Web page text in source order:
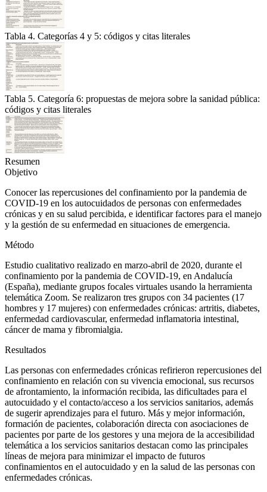
Tabla 4. Categorías 4 y 5: códigos y citas literales
Tabla 5. Categoría 6: propuestas de mejora sobre la sanidad pública:
códigos y citas literales
Resumen
Objetivo
Conocer las repercusiones del confinamiento por la pandemia de
COVID-19 en los autocuidados de personas con enfermedades
crónicas y en su salud percibida, e identificar factores para el manejo
y la gestión de su enfermedad en situaciones de emergencia.
Método
Estudio cualitativo realizado en marzo-abril de 2020, durante el
confinamiento por la pandemia de COVID-19, en Andalucía
(España), mediante grupos focales virtuales usando la herramienta
telemática Zoom. Se realizaron tres grupos con 34 pacientes (17
hombres y 17 mujeres) con enfermedades crónicas: artritis, diabetes,
enfermedad cardiovascular, enfermedad inflamatoria intestinal,
cáncer de mama y fibromialgia.
Resultados
Las personas con enfermedades crónicas refirieron repercusiones del
confinamiento en relación con su vivencia emocional, sus recursos
de afrontamiento, la información recibida, las dificultades para el
autocuidado y el contacto/acceso a los servicios sanitarios, además
de sugerir aprendizajes para el futuro. Más y mejor información,
formación de pacientes, colaboración directa con asociaciones de
pacientes por parte de los gestores y una mejora de la accesibilidad
telemática a los servicios sanitarios destacan como las principales
líneas de mejora para minimizar el impacto de futuros
confinamientos en el autocuidado y en la salud de las personas con
enfermedades crónicas.